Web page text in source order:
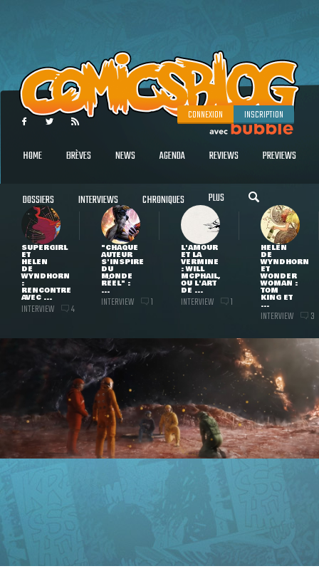
CONNEXION INSCRIPTION
HOME BRÈVES NEWS AGENDA REVIEWS PREVIEWS
DOSSIERS INTERVIEWS CHRONIQUES PLUS
SUPERGIRL
ET
HELEN
DE
WYNDHORN
:
RENCONTRE
AVEC ...
INTERVIEW 4
"CHAQUE
AUTEUR
S'INSPIRE
DU
MONDE
RÉEL" :
...
INTERVIEW 1
L'AMOUR
ET LA
VERMINE
: WILL
MCPHAIL,
OU L'ART
DE ...
INTERVIEW 1
HELEN
DE
WYNDHORN
ET
WONDER
WOMAN :
TOM
KING ET
...
INTERVIEW 3